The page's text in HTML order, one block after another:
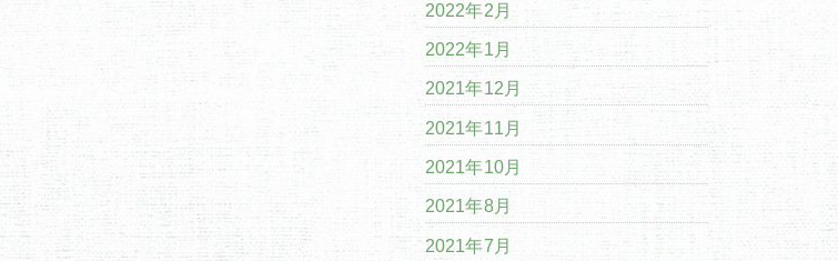
2022年2月
2022年1月
2021年12月
2021年11月
2021年10月
2021年8月
2021年7月